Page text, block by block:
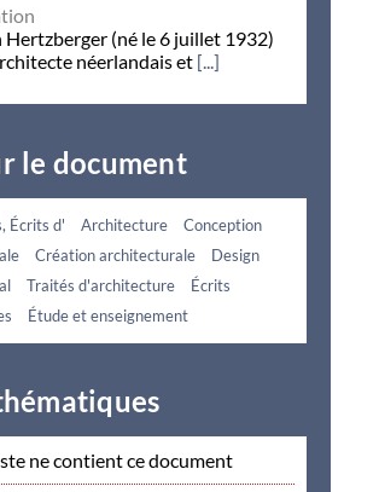
Hertzberger (né le 6 juillet 1932)
néerlandais et [...]
le document
Écrits d' Architecture
Conception
Création architecturale
Design
Traités d'architecture
Écrits
Étude et enseignement
ne contient ce document